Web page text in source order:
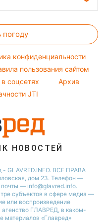
погоду
конфиденциальности
пользования сайтом
соцсетях
Архив
JTI
НОВОСТЕЙ
GLAVRED.INFO. ВСЕ ПРАВА
дом 23. Телефон —
— info@glavred.info.
cубъектов в сфере медиа —
или воспроизведение
ГЛАВРЕД, в каком-
материалов «Главред»